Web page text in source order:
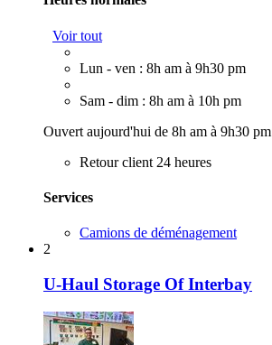
Voir tout
Lun - ven : 8h am à 9h30 pm
Sam - dim : 8h am à 10h pm
Ouvert aujourd'hui de 8h am à 9h30 pm
Retour client 24 heures
Services
Camions de déménagement
2
U-Haul Storage Of Interbay